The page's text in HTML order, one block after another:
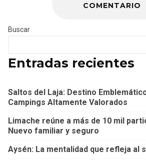
COMENTARIO
Buscar
Entradas recientes
Saltos del Laja: Destino
Campings Altamente Valorados
Limache reúne a más de 10 mil
Nuevo familiar y seguro
Aysén: La mentalidad que refleja al